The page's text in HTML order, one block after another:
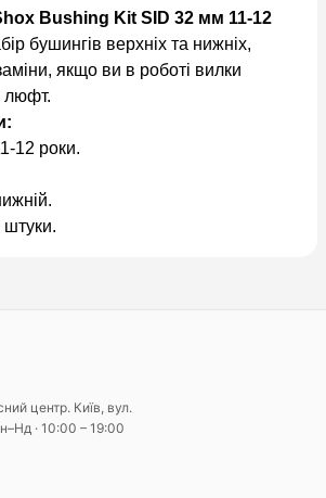
Bushing Kit SID 32 мм 11-12
бушингів верхніх та нижніх,
якщо ви в роботі вилки
люфт.
12 роки.
штуки.
центр. Київ, вул.
· 10:00 – 19:00